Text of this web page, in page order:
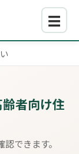
☰
者向け住
できます。